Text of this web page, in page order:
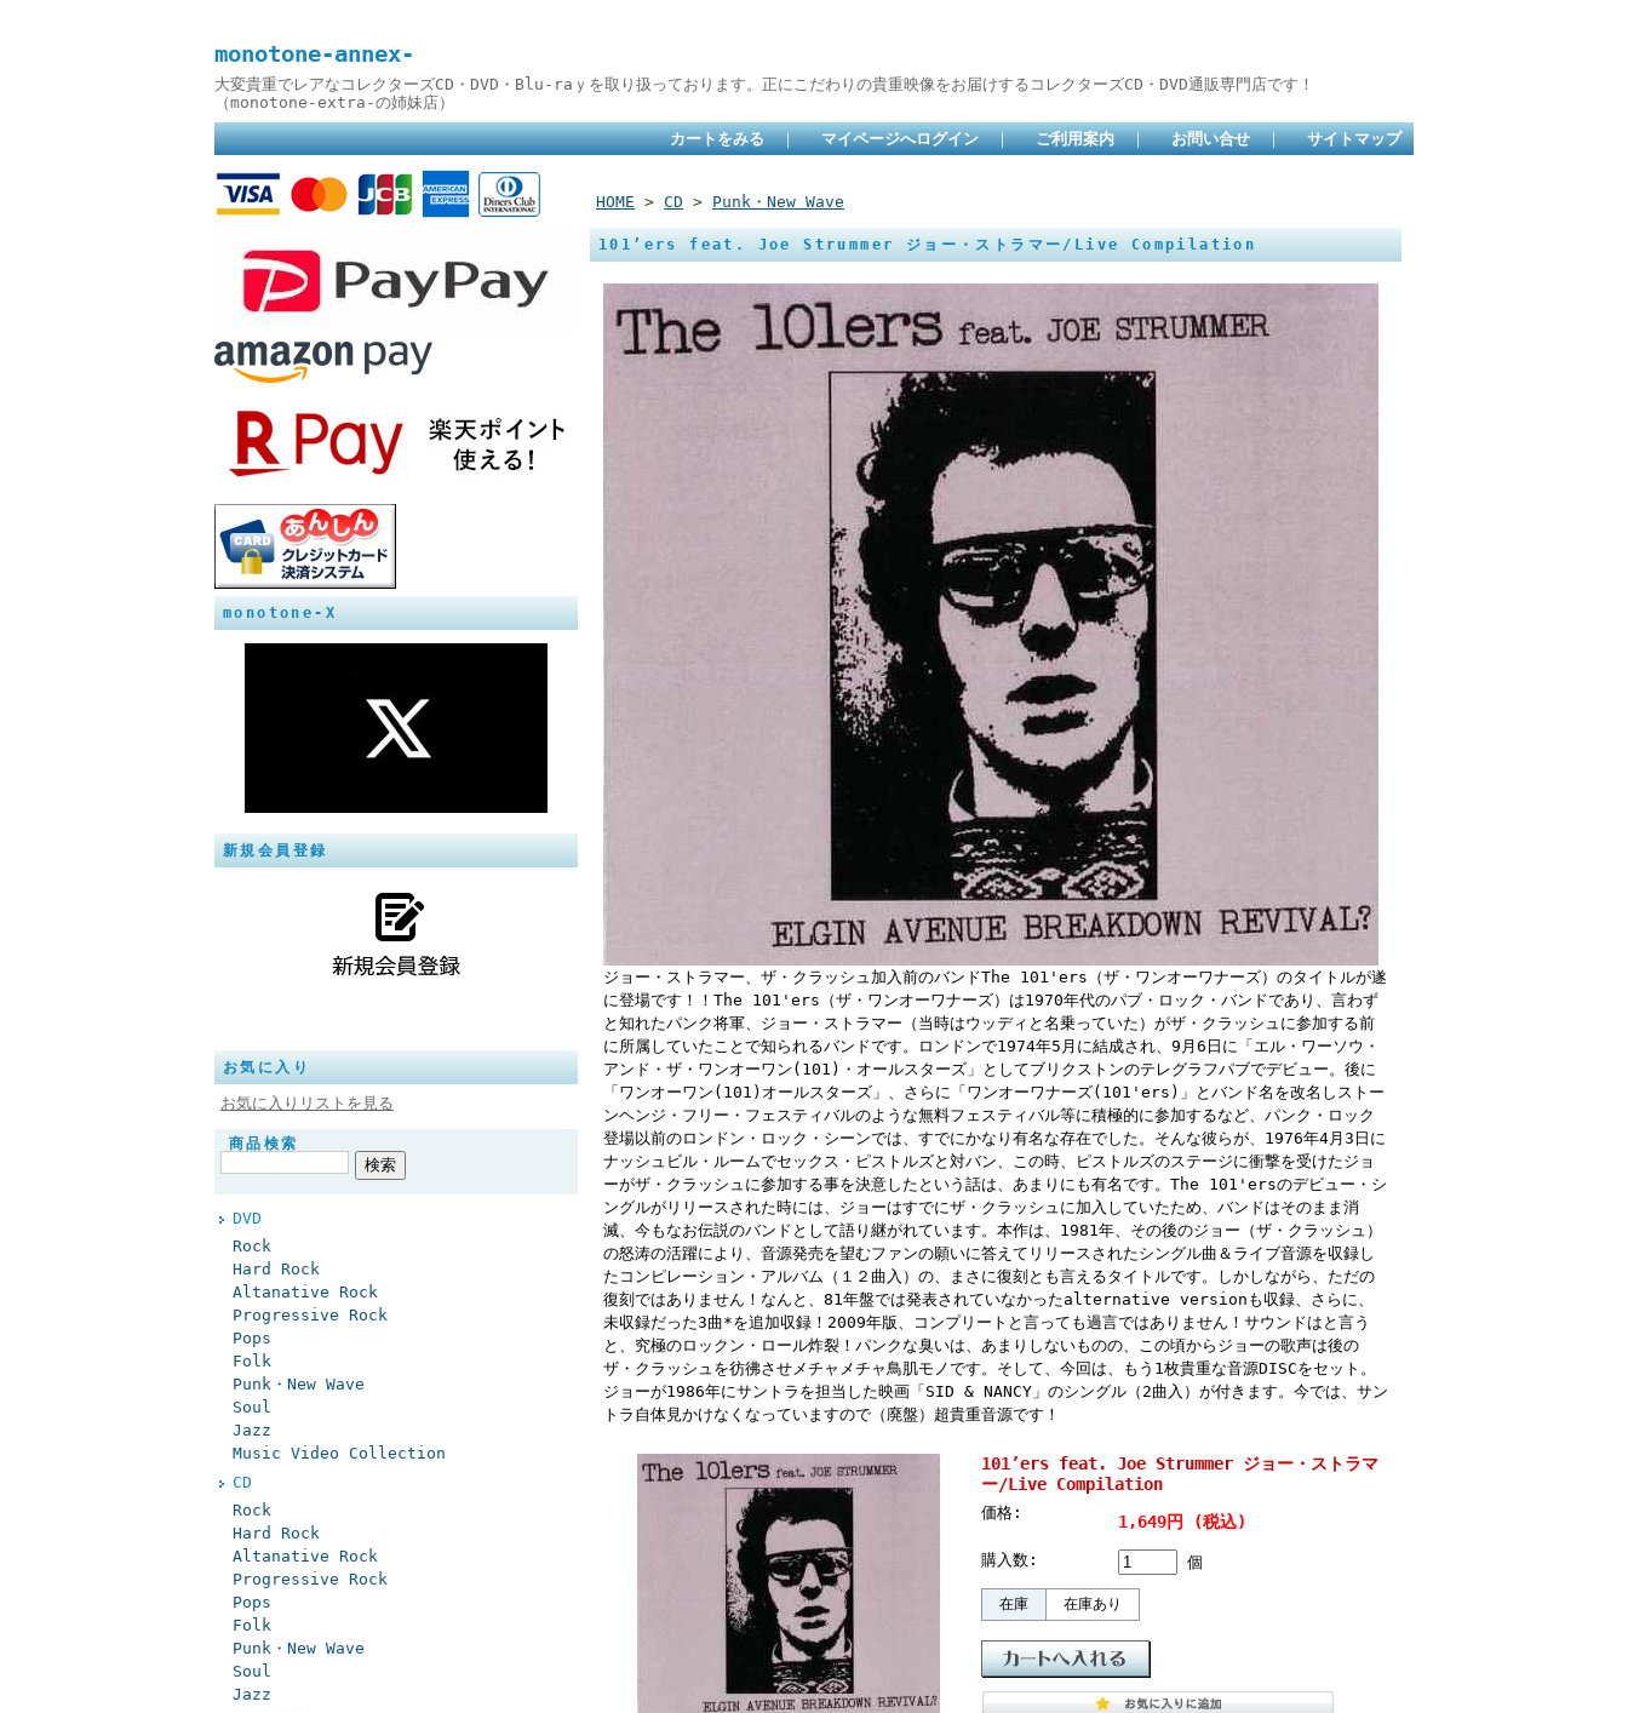
monotone-annex-
大変貴重でレアなコレクターズCD・DVD・Blu-raｙを取り扱っております。正にこだわりの貴重映像をお届けするコレクターズCD・DVD通販専門店です！
（monotone-extra-の姉妹店）
カートをみる ｜ マイページへログイン ｜ ご利用案内 ｜ お問い合せ ｜ サイトマップ
monotone-X
新規会員登録
お気に入り
お気に入りリストを見る
商品検索
DVD
Rock
Hard Rock
Altanative Rock
Progressive Rock
Pops
Folk
Punk・New Wave
Soul
Jazz
Music Video Collection
CD
Rock
Hard Rock
Altanative Rock
Progressive Rock
Pops
Folk
Punk・New Wave
Soul
Jazz
HOME > CD > Punk・New Wave
101’ers feat. Joe Strummer ジョー・ストラマー/Live Compilation
ジョー・ストラマー、ザ・クラッシュ加入前のバンドThe 101'ers（ザ・ワンオーワナーズ）のタイトルが遂
に登場です！！The 101'ers（ザ・ワンオーワナーズ）は1970年代のパブ・ロック・バンドであり、言わず
と知れたパンク将軍、ジョー・ストラマー（当時はウッディと名乗っていた）がザ・クラッシュに参加する前
に所属していたことで知られるバンドです。ロンドンで1974年5月に結成され、9月6日に「エル・ワーソウ・
アンド・ザ・ワンオーワン(101)・オールスターズ」としてブリクストンのテレグラフパブでデビュー。後に
「ワンオーワン(101)オールスターズ」、さらに「ワンオーワナーズ(101'ers)」とバンド名を改名しストー
ンヘンジ・フリー・フェスティバルのような無料フェスティバル等に積極的に参加するなど、パンク・ロック
登場以前のロンドン・ロック・シーンでは、すでにかなり有名な存在でした。そんな彼らが、1976年4月3日に
ナッシュビル・ルームでセックス・ピストルズと対バン、この時、ピストルズのステージに衝撃を受けたジョ
ーがザ・クラッシュに参加する事を決意したという話は、あまりにも有名です。The 101'ersのデビュー・シ
ングルがリリースされた時には、ジョーはすでにザ・クラッシュに加入していたため、バンドはそのまま消
滅、今もなお伝説のバンドとして語り継がれています。本作は、1981年、その後のジョー（ザ・クラッシュ）
の怒涛の活躍により、音源発売を望むファンの願いに答えてリリースされたシングル曲＆ライブ音源を収録し
たコンピレーション・アルバム（１２曲入）の、まさに復刻とも言えるタイトルです。しかしながら、ただの
復刻ではありません！なんと、81年盤では発表されていなかったalternative versionも収録、さらに、
未収録だった3曲*を追加収録！2009年版、コンプリートと言っても過言ではありません！サウンドはと言う
と、究極のロックン・ロール炸裂！パンクな臭いは、あまりしないものの、この頃からジョーの歌声は後の
ザ・クラッシュを彷彿させメチャメチャ鳥肌モノです。そして、今回は、もう1枚貴重な音源DISCをセット。
ジョーが1986年にサントラを担当した映画「SID & NANCY」のシングル（2曲入）が付きます。今では、サン
トラ自体見かけなくなっていますので（廃盤）超貴重音源です！
101’ers feat. Joe Strummer ジョー・ストラマ
ー/Live Compilation
価格: 1,649円 (税込)
購入数: 個
在庫 在庫あり